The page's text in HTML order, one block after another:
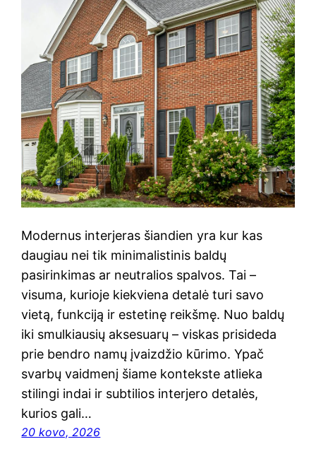
Modernus interjeras šiandien yra kur kas
daugiau nei tik minimalistinis baldų
pasirinkimas ar neutralios spalvos. Tai –
visuma, kurioje kiekviena detalė turi savo
vietą, funkciją ir estetinę reikšmę. Nuo baldų
iki smulkiausių aksesuarų – viskas prisideda
prie bendro namų įvaizdžio kūrimo. Ypač
svarbų vaidmenį šiame kontekste atlieka
stilingi indai ir subtilios interjero detalės,
kurios gali…
20 kovo, 2026